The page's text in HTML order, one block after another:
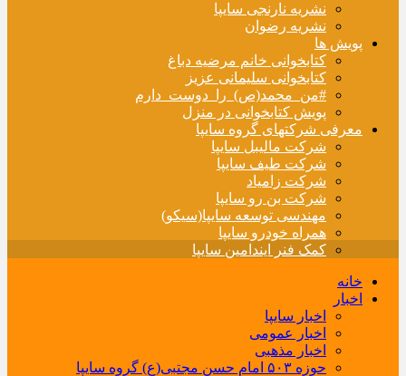
نشریه نارنجی سایپا
نشریه رضوان
پویش ها
کتابخوانی خانم مرضیه دباغ
کتابخوانی سلیمانی عزیز
#من_محمد(ص)_را_دوست_دارم
پویش کتابخوانی در منزل
معرفی شرکتهای گروه سایپا
شرکت مالیبل سایپا
شرکت طیف سایپا
شرکت زامیاد
شرکت بن رو سایپا
مهندسی توسعه سایپا(سیکو)
همراه خودرو سایپا
کمک فنر ایندامین سایپا
خانه
اخبار
اخبار سایپا
اخبار عمومی
اخبار مذهبی
حوزه ۵۰۳ امام حسن مجتبی(ع) گروه سایپا